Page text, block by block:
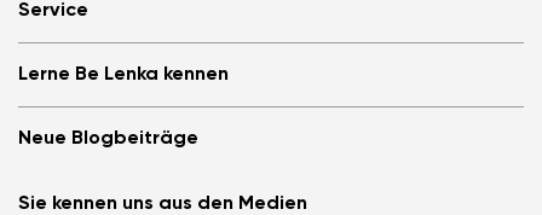
Store Locator
Über uns
Be Lenka in den Medien
Cookies
Datenschutzinformationen
Service
Anmelden
Be Lenka empfehlen &amp; Geld verdienen
Allgemeine Geschäftsbedingungen, Umtausch und Widerrufsrecht
Affiliate Partnerprogramm
Lerne Be Lenka kennen
Be Lenka Kids
Über unsere Sohlen
Neue Blogbeiträge
Sie kennen uns aus den Medien